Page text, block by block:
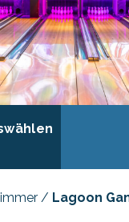
/ Lagoon